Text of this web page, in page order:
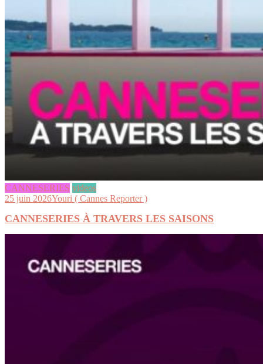
CANNESERIES videos
25 juin 2026Youri ( Cannes Reporter )
CANNESERIES À TRAVERS LES SAISONS